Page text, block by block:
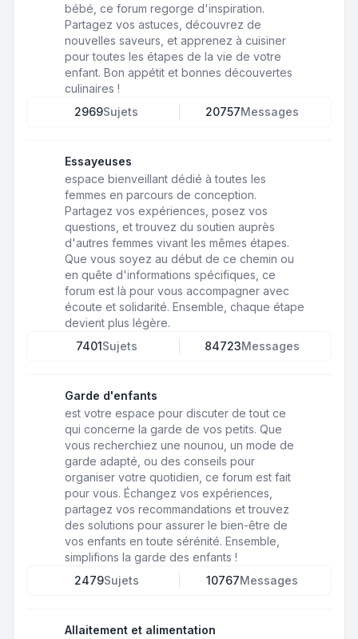
bébé, ce forum regorge d'inspiration.
Partagez vos astuces, découvrez de
nouvelles saveurs, et apprenez à cuisiner
pour toutes les étapes de la vie de votre
enfant. Bon appétit et bonnes découvertes
culinaires !
2969Sujets 20757Messages
Essayeuses
espace bienveillant dédié à toutes les
femmes en parcours de conception.
Partagez vos expériences, posez vos
questions, et trouvez du soutien auprès
d'autres femmes vivant les mêmes étapes.
Que vous soyez au début de ce chemin ou
en quête d'informations spécifiques, ce
forum est là pour vous accompagner avec
écoute et solidarité. Ensemble, chaque étape
devient plus légère.
7401Sujets 84723Messages
Garde d'enfants
est votre espace pour discuter de tout ce
qui concerne la garde de vos petits. Que
vous recherchiez une nounou, un mode de
garde adapté, ou des conseils pour
organiser votre quotidien, ce forum est fait
pour vous. Échangez vos expériences,
partagez vos recommandations et trouvez
des solutions pour assurer le bien-être de
vos enfants en toute sérénité. Ensemble,
simplifions la garde des enfants !
2479Sujets 10767Messages
Allaitement et alimentation